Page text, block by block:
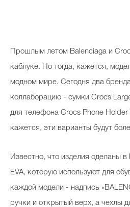
Прошлым летом Balenciaga и
каблуке. Но тогда, кажется,
модном мире. Сегодня два
коллаборацию - сумки Crocs
для телефона Crocs Phone
кажется, эти варианты будут
Известно, что изделия сделаны
EVA, которую используют для
каждой модели - надпись
ручки и открытый верх, а чехлы